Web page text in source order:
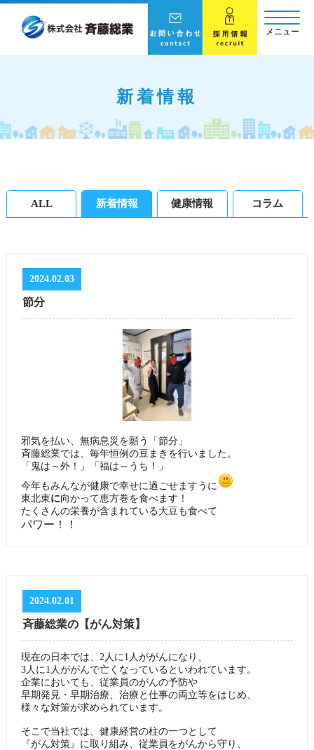
メニュー
新着情報
ALL 新着情報 健康情報 コラム
2024.02.03
節分
邪気を払い、無病息災を願う「節分」
斉藤総業では、毎年恒例の豆まきを行いました。
「鬼は～外！」「福は～うち！」
今年もみんなが健康で幸せに過ごせますうに
東北東に向かって恵方巻を食べます！
たくさんの栄養が含まれている大豆も食べて
パワー！！
2024.02.01
斉藤総業の【がん対策】
現在の日本では、2人に1人ががんになり、
3人に1人ががんで亡くなっているといわれています。
企業においても、従業員のがんの予防や
早期発見・早期治療、治療と仕事の両立等をはじめ、
様々な対策が求められています。
そこで当社では、健康経営の柱の一つとして
『がん対策』に取り組み、従業員をがんから守り、